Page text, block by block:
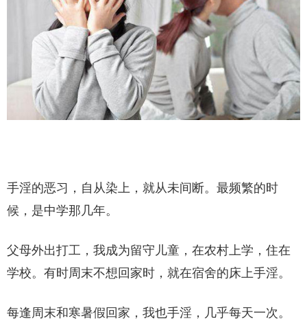
手淫的恶习，自从染上，就从未间断。最频繁的时
候，是中学那几年。
父母外出打工，我成为留守儿童，在农村上学，住在
学校。有时周末不想回家时，就在宿舍的床上手淫。
每逢周末和寒暑假回家，我也手淫，几乎每天一次。